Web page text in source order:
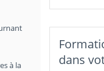
à la
dans